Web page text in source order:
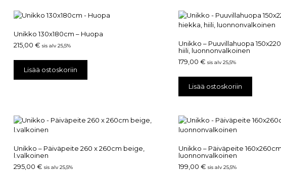
Unikko 130x180cm – Huopa
215,00 € sis alv 25,5%
Lisää ostoskoriin
Unikko – Puuvillahuopa
hiili, luonnonvalkoinen
179,00€ sis alv 25,5%
Lisää ostoskoriin
Unikko – Päiväpeite 260 x 260cm beige,
l.valkoinen
295,00 € sis alv 25,5%
Unikko – Päiväpeite
luonnonvalkoinen
199,00€ sis alv 25,5%